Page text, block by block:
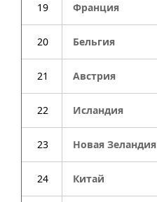
19 Франция
20 Бельгия
21 Австрия
22 Исландия
23 Новая Зеландия
24 Китай